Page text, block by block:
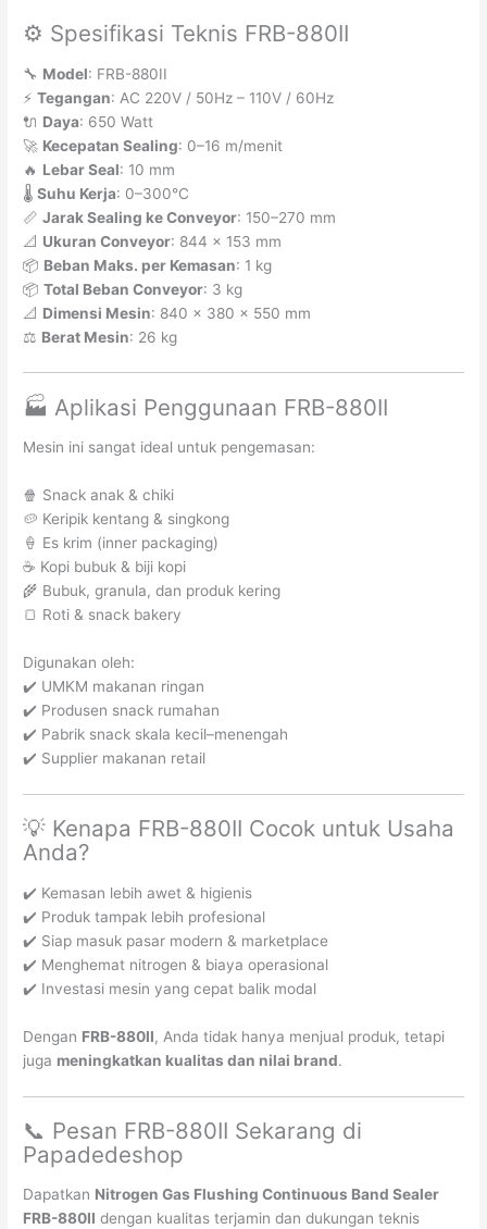
⚙️ Spesifikasi Teknis FRB-880II
🔧 Model: FRB-880II
⚡Tegangan: AC 220V / 50Hz – 110V / 60Hz
🔌 Daya: 650 Watt
🚀 Kecepatan Sealing: 0–16 m/menit
🔥 Lebar Seal: 10 mm
🌡️Suhu Kerja: 0–300°C
📏Jarak Sealing ke Conveyor: 150–270 mm
📐 Ukuran Conveyor: 844 × 153 mm
📦 Beban Maks. per Kemasan: 1 kg
📦Total Beban Conveyor: 3 kg
📐 Dimensi Mesin: 840 × 380 × 550 mm
⚖️ Berat Mesin: 26 kg
🏭 Aplikasi Penggunaan FRB-880II
Mesin ini sangat ideal untuk pengemasan:
🍿 Snack anak & chiki
🥔 Keripik kentang & singkong
🍦 Es krim (inner packaging)
☕ Kopi bubuk & biji kopi
🌾 Bubuk, granula, dan produk kering
🍞 Roti & snack bakery
Digunakan oleh:
✔️ UMKM makanan ringan
✔️ Produsen snack rumahan
✔️ Pabrik snack skala kecil–menengah
✔️ Supplier makanan retail
💡 Kenapa FRB-880II Cocok untuk Usaha
Anda?
✔️ Kemasan lebih awet & higienis
✔️ Produk tampak lebih profesional
✔️ Siap masuk pasar modern & marketplace
✔️ Menghemat nitrogen & biaya operasional
✔️ Investasi mesin yang cepat balik modal
Dengan FRB-880II, Anda tidak hanya menjual produk, tetapi
juga meningkatkan kualitas dan nilai brand.
📞 Pesan FRB-880II Sekarang di
Papadedeshop
Dapatkan Nitrogen Gas Flushing Continuous Band Sealer
FRB-880II dengan kualitas terjamin dan dukungan teknis